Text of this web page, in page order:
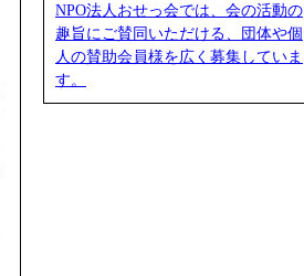
NPO法人おせっ会では、会の活動の
趣旨にご賛同いただける、団体や個
人の賛助会員様を広く募集していま
す。